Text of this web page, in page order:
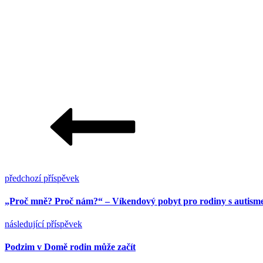
předchozí příspěvek
„Proč mně? Proč nám?“ – Víkendový pobyt pro rodiny s
následující příspěvek
Podzim v Domě rodin může začít